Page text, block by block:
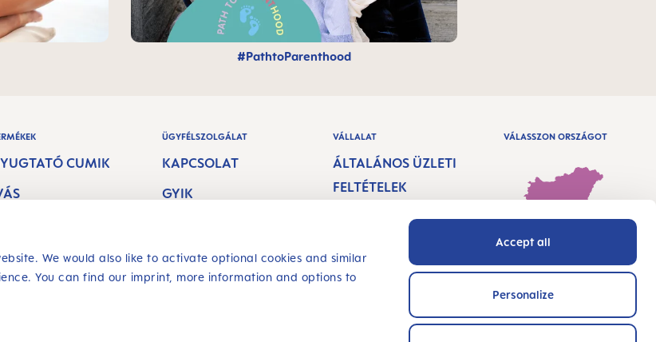
We would also like to activate optional cookies and similar
You can find our imprint, more information and options to
Accept all
Personalize
#PathtoParenthood
CUMIK
ÜGYFÉLSZOLGÁLAT
KAPCSOLAT
GYIK
VISSZAADÁSI JOG
VÁLLALAT
ÁLTALÁNOS ÜZLETI
FELTÉTELEK
IMPRESSZUM
AKADÁLYMENTESSÉ
INNOVÁLJ VELÜNK
VÁLASSZON ORSZÁGOT